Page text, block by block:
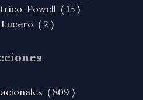
Powell ( 15 )
( 2 )
( 809 )